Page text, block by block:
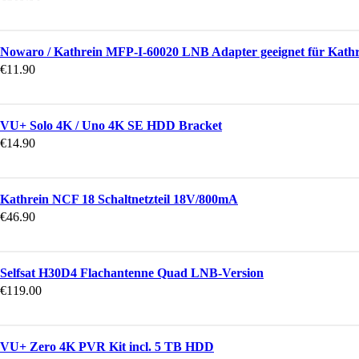
Nowaro / Kathrein MFP-I-60020 LNB Adapter geeignet für
€11.90
VU+ Solo 4K / Uno 4K SE HDD Bracket
€14.90
Kathrein NCF 18 Schaltnetzteil 18V/800mA
€46.90
Selfsat H30D4 Flachantenne Quad LNB-Version
€119.00
VU+ Zero 4K PVR Kit incl. 5 TB HDD